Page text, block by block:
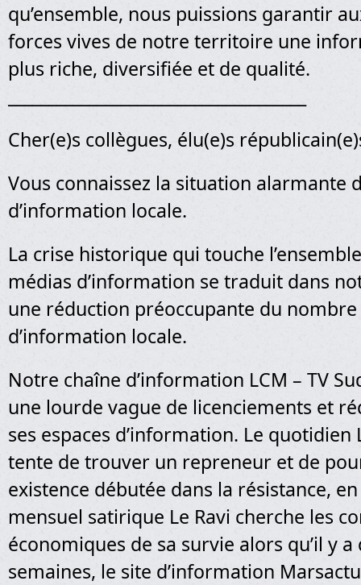
qu’ensemble, nous puissions garantir
forces vives de notre territoire une
plus riche, diversifiée et de qualité.
Cher(e)s collègues, élu(e)s
Vous connaissez la situation alarmante
d’information locale.
La crise historique qui touche
médias d’information se traduit dans
une réduction préoccupante du
d’information locale.
Notre chaîne d’information LCM – TV
une lourde vague de licenciements et
ses espaces d’information. Le quotidien
tente de trouver un repreneur et de
existence débutée dans la résistance,
mensuel satirique Le Ravi cherche les
économiques de sa survie alors qu’il y a
semaines, le site d’information